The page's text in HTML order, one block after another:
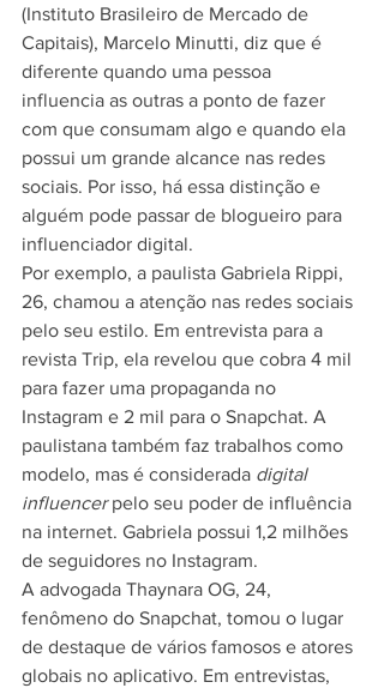
(Instituto Brasileiro de Mercado de
Capitais), Marcelo Minutti, diz que é
diferente quando uma pessoa
influencia as outras a ponto de fazer
com que consumam algo e quando ela
possui um grande alcance nas redes
sociais. Por isso, há essa distinção e
alguém pode passar de blogueiro para
influenciador digital.
Por exemplo, a paulista Gabriela Rippi,
26, chamou a atenção nas redes sociais
pelo seu estilo. Em entrevista para a
revista Trip, ela revelou que cobra 4 mil
para fazer uma propaganda no
Instagram e 2 mil para o Snapchat. A
paulistana também faz trabalhos como
modelo, mas é considerada digital
influencer pelo seu poder de influência
na internet. Gabriela possui 1,2 milhões
de seguidores no Instagram.
A advogada Thaynara OG, 24,
fenômeno do Snapchat, tomou o lugar
de destaque de vários famosos e atores
globais no aplicativo. Em entrevistas,